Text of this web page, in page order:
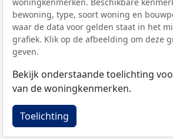
woningkenmerken. Beschikbare
bewoning, type, soort woning en
waar de data voor gelden staat in het
grafiek. Klik op de afbeelding om deze
geven.
Bekijk onderstaande toelichting
van de woningkenmerken.
Toelichting